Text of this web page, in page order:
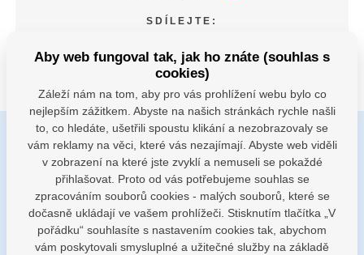
SDÍLEJTE:
Buďte s námi v kontaktu
Jsme k dispozici pokud potřebujete pomoci
porodnice@nemocnicenachod.cz
Aby web fungoval tak, jak ho znáte (souhlas s
cookies)
Záleží nám na tom, aby pro vás prohlížení webu bylo co
nejlepším zážitkem. Abyste na našich stránkách rychle našli
to, co hledáte, ušetřili spoustu klikání a nezobrazovaly se
vám reklamy na věci, které vás nezajímají. Abyste web viděli
v zobrazení na které jste zvyklí a nemuseli se pokaždé
přihlašovat. Proto od vás potřebujeme souhlas se
zpracováním souborů cookies - malých souborů, které se
dočasně ukládají ve vašem prohlížeči. Stisknutím tlačítka „V
pořádku“ souhlasíte s nastavením cookies tak, abychom
vám poskytovali smysluplné a užitečné služby na základě